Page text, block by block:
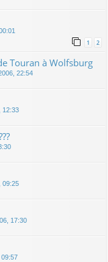
1 2
Touran à Wolfsburg
22:54
12:33
09:25
17:30
09:57